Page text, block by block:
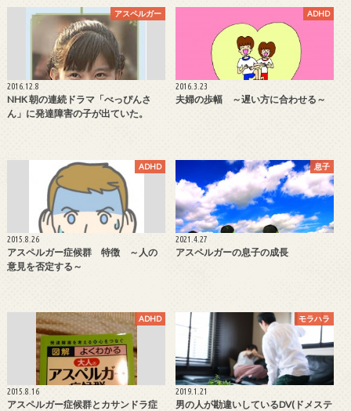
アスペルガー
2016.12.8
NHK 朝の連続ドラマ「べっぴんさ
ん」に発達障害の子が出ていた。
ADHD
2016.3.23
夫婦の歩幅 ～遅い方に合わせる～
ADHD
2015.8.26
アスペルガー症候群 特徴 ～人の
意見を否定する～
息子
2021.4.27
アスペルガーの息子の成長
ADHD
2015.8.16
アスペルガー症候群とカサンドラ症
モラハラ
2019.1.21
男の人が勘違いしているDV(ドメステ